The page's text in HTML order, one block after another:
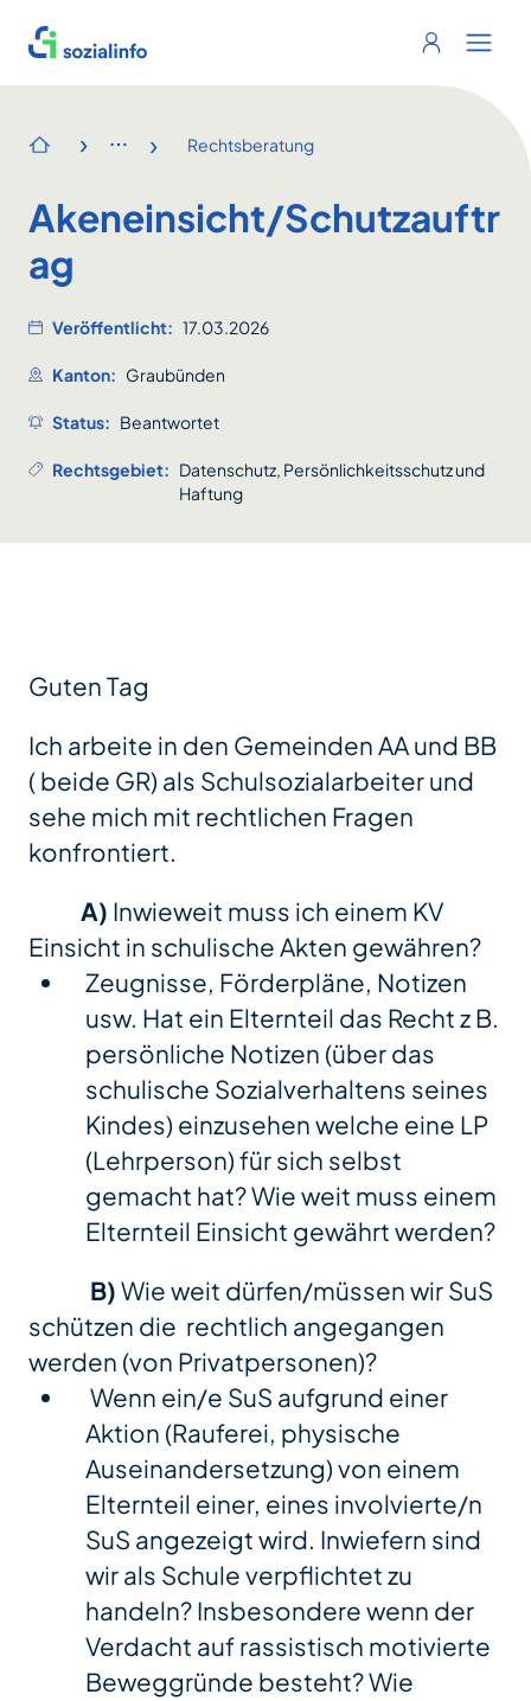
Sozialinfo
Login
Startseite
› › Rechtsberatung
Akeneinsicht/Schutzauftr
ag
Veröffentlicht: 17.03.2026
Kanton: Graubünden
Status: Beantwortet
Rechtsgebiet: Datenschutz, Persönlichkeitsschutz und
Haftung
Guten Tag
Ich arbeite in den Gemeinden AA und BB
( beide GR) als Schulsozialarbeiter und
sehe mich mit rechtlichen Fragen
konfrontiert.
A) Inwieweit muss ich einem KV
Einsicht in schulische Akten gewähren?
Zeugnisse, Förderpläne, Notizen
usw. Hat ein Elternteil das Recht z B.
persönliche Notizen (über das
schulische Sozialverhaltens seines
Kindes) einzusehen welche eine LP
(Lehrperson) für sich selbst
gemacht hat? Wie weit muss einem
Elternteil Einsicht gewährt werden?
B)Wie weit dürfen/müssen wir SuS
schützen die rechtlich angegangen
werden (von Privatpersonen)?
Wenn ein/e SuS aufgrund einer
Aktion (Rauferei, physische
Auseinandersetzung) von einem
Elternteil einer, eines involvierte/n
SuS angezeigt wird. Inwiefern sind
wir als Schule verpflichtet zu
handeln? Insbesondere wenn der
Verdacht auf rassistisch motivierte
Beweggründe besteht? Wie